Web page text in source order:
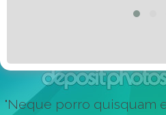
"Neque porro quisquam